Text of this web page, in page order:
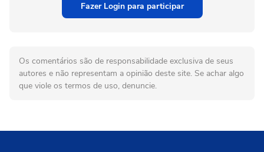
Fazer Login para participar
Os comentários são de responsabilidade exclusiva de seus
autores e não representam a opinião deste site. Se achar algo
que viole os termos de uso, denuncie.